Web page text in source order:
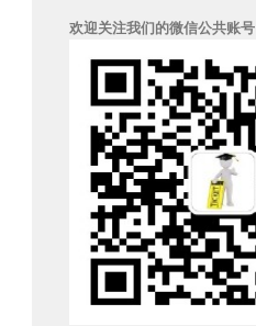
欢迎关注我们的微信公共账号